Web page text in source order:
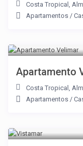
Costa Tropical ,
Apartamentos /
Apartamento
Costa Tropical ,
Apartamentos /